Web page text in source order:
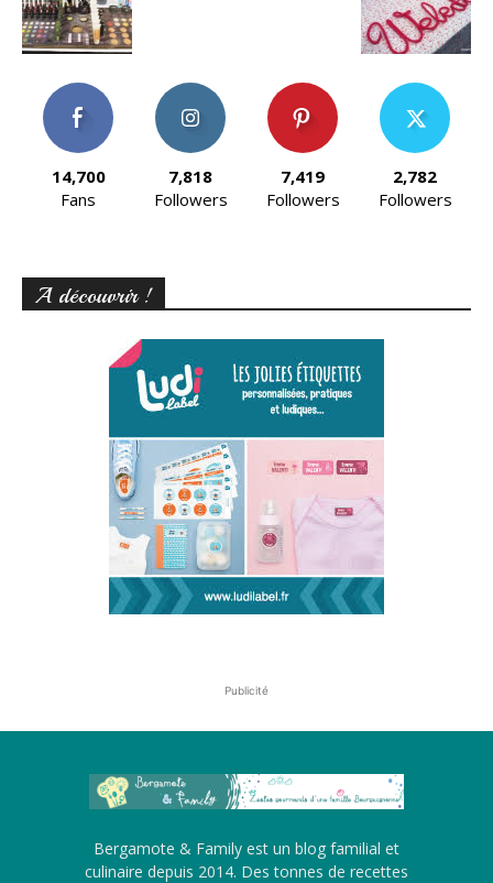
14,700
Fans
7,818
Followers
7,419
Followers
2,782
Followers
A découvrir !
Publicité
Bergamote & Family est un blog familial et
culinaire depuis 2014. Des tonnes de recettes